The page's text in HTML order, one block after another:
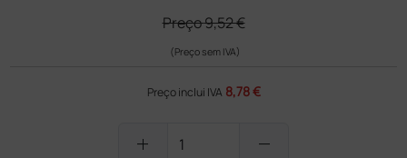
Preço9,52 €
(Preço sem IVA)
Preço inclui IVA 8,78 €
add remove